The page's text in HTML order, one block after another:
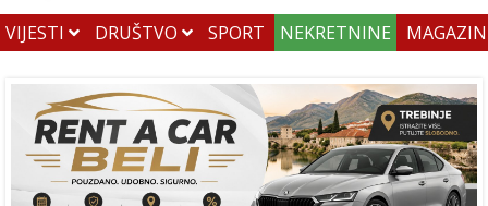
VIJESTI DRUŠTVO SPORT NEKRETNINE